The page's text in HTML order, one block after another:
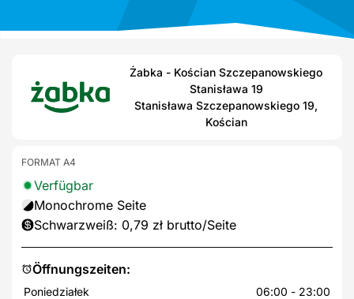
Żabka - Kościan Szczepanowskiego
Stanisława 19
Stanisława Szczepanowskiego 19,
Kościan
Öffnungszeiten:
Poniedziałek
06:00 - 23:00
FORMAT A4
Verfügbar
Monochrome Seite
Schwarzweiß: 0,79 zł brutto/Seite